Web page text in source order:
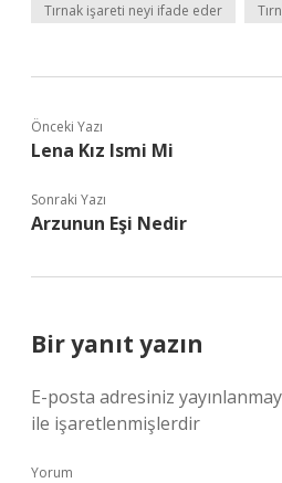
Tırnak işareti neyi ifade eder
Önceki Yazı
Lena Kız Ismi Mi
Sonraki Yazı
Arzunun Eşi Nedir
Bir yanıt yazın
E-posta adresiniz
ile işaretlenmişlerdir
Yorum